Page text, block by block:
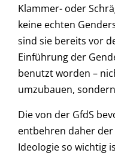
Klammer- oder
keine echten
sind sie bereits vor
Einführung der
benutzt worden –
umzubauen,
Die von der GfdS
entbehren daher
Ideologie so wichtig